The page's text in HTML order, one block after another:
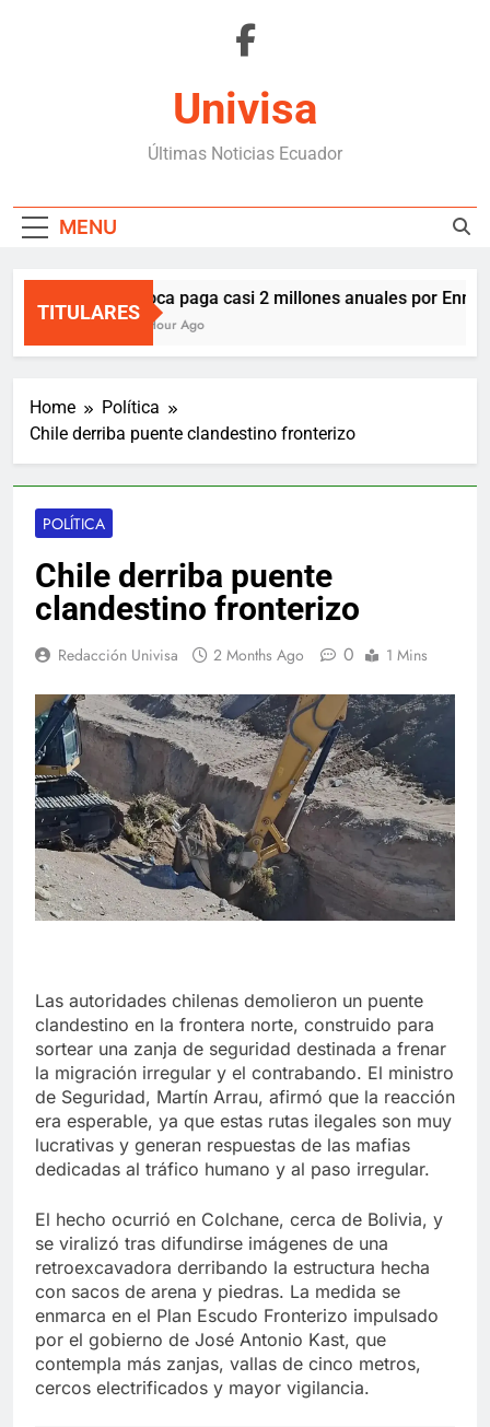
Univisa
Últimas Noticias Ecuador
MENU
TITULARES
Boca paga casi 2 millones anuales por Enner
1 Hour Ago
Home
Política
Chile derriba puente clandestino fronterizo
POLÍTICA
Chile derriba puente
clandestino fronterizo
Redacción Univisa 2 Months Ago 0 1 Mins
Las autoridades chilenas demolieron un puente
clandestino en la frontera norte, construido para
sortear una zanja de seguridad destinada a frenar
la migración irregular y el contrabando. El ministro
de Seguridad, Martín Arrau, afirmó que la reacción
era esperable, ya que estas rutas ilegales son muy
lucrativas y generan respuestas de las mafias
dedicadas al tráfico humano y al paso irregular.
El hecho ocurrió en Colchane, cerca de Bolivia, y
se viralizó tras difundirse imágenes de una
retroexcavadora derribando la estructura hecha
con sacos de arena y piedras. La medida se
enmarca en el Plan Escudo Fronterizo impulsado
por el gobierno de José Antonio Kast, que
contempla más zanjas, vallas de cinco metros,
cercos electrificados y mayor vigilancia.